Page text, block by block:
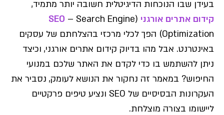
בעידן שבו הנוכחות הדיגיטלית חשובה יותר מתמיד,
קידום אתרים אורגני (
SEO – Search Engine
Optimization) הפך לכלי מרכזי בהצלחתם של עסקים
באינטרנט. אבל מהו בדיוק קידום אתרים אורגני, וכיצד
ניתן להשתמש בו כדי לקדם את האתר שלכם במנועי
החיפוש? במאמר זה נחקור את הנושא לעומק, נסביר את
העקרונות הבסיסיים של SEO ונציע טיפים פרקטיים
ליישומו בצורה מוצלחת.